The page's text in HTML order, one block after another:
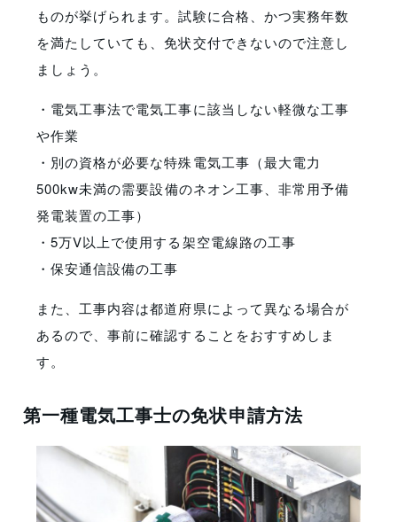
ものが挙げられます。試験に合格、かつ実務年数
を満たしていても、免状交付できないので注意し
ましょう。
・電気工事法で電気工事に該当しない軽微な工事
や作業
・別の資格が必要な特殊電気工事（最大電力
500kw未満の需要設備のネオン工事、非常用予備
発電装置の工事）
・5万V以上で使用する架空電線路の工事
・保安通信設備の工事
また、工事内容は都道府県によって異なる場合が
あるので、事前に確認することをおすすめしま
す。
第一種電気工事士の免状申請方法